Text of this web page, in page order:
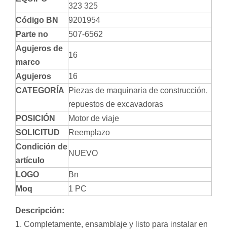
323 325
Código BN
9201954
Parte no
507-6562
Agujeros de
marco
16
Agujeros
16
CATEGORÍA
Piezas de maquinaria de construcción,
repuestos de excavadoras
POSICIÓN
Motor de viaje
SOLICITUD
Reemplazo
Condición de
artículo
NUEVO
LOGO
Bn
Moq
1 PC
Descripción:
1. Completamente, ensamblaje y listo para instalar en